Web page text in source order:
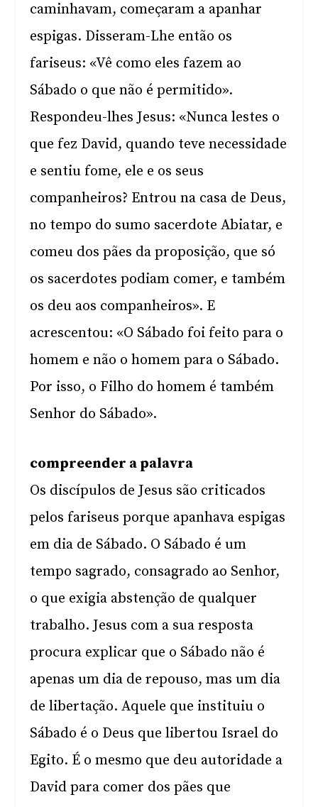
caminhavam, começaram a apanhar
espigas. Disseram-Lhe então os
fariseus: «Vê como eles fazem ao
Sábado o que não é permitido».
Respondeu-lhes Jesus: «Nunca lestes o
que fez David, quando teve necessidade
e sentiu fome, ele e os seus
companheiros? Entrou na casa de Deus,
no tempo do sumo sacerdote Abiatar, e
comeu dos pães da proposição, que só
os sacerdotes podiam comer, e também
os deu aos companheiros». E
acrescentou: «O Sábado foi feito para o
homem e não o homem para o Sábado.
Por isso, o Filho do homem é também
Senhor do Sábado».
compreender a palavra
Os discípulos de Jesus são criticados
pelos fariseus porque apanhava espigas
em dia de Sábado. O Sábado é um
tempo sagrado, consagrado ao Senhor,
o que exigia abstenção de qualquer
trabalho. Jesus com a sua resposta
procura explicar que o Sábado não é
apenas um dia de repouso, mas um dia
de libertação. Aquele que instituiu o
Sábado é o Deus que libertou Israel do
Egito. É o mesmo que deu autoridade a
David para comer dos pães que